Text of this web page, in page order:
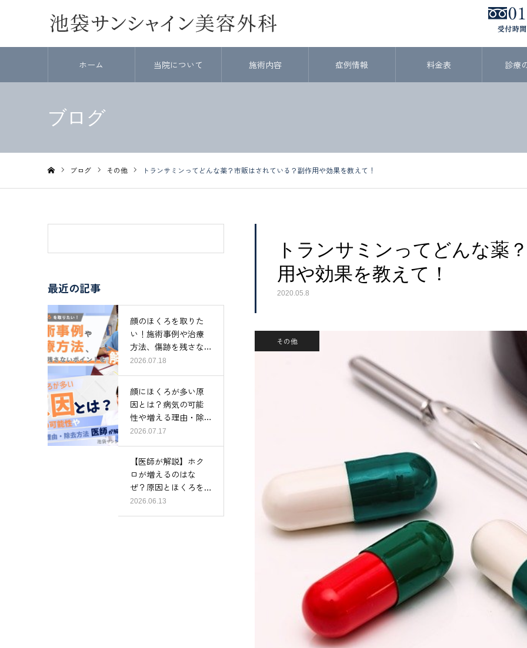
ホーム 当院について 施術内容 症例情報 料金表 診療
ブログ
ブログ その他 トランサミンってどんな薬？市販はされている？副作用や効果を教えて！
トランサミンってどんな薬
用や効果を教えて！
2020.05.8
その他
最近の記事
顔のほくろを取りた
い！施術事例や治療
方法、傷跡を残さな
いポイントを…
2026.07.18
顔にほくろが多い原
因とは？病気の可能
性や増える理由・除
去方法まで医…
2026.07.17
【医師が解説】ホク
ロが増えるのはな
ぜ？原因とほくろを
消す治療法やケ…
2026.06.13